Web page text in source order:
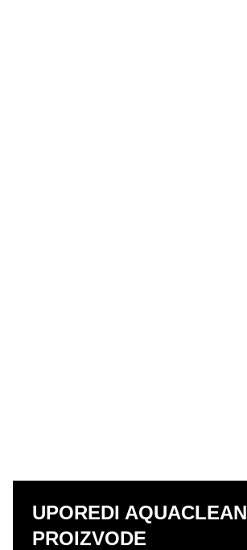
UPOREDI AQUACLEAN
PROIZVODE